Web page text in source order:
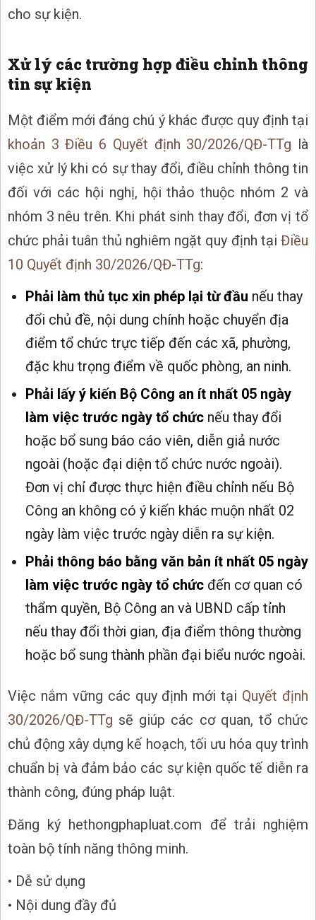
cho sự kiện.
Xử lý các trường hợp điều chỉnh thông
tin sự kiện
Một điểm mới đáng chú ý khác được quy định tại
khoản 3 Điều 6 Quyết định 30/2026/QĐ-TTg là
việc xử lý khi có sự thay đổi, điều chỉnh thông tin
đối với các hội nghị, hội thảo thuộc nhóm 2 và
nhóm 3 nêu trên. Khi phát sinh thay đổi, đơn vị tổ
chức phải tuân thủ nghiêm ngặt quy định tại Điều
10 Quyết định 30/2026/QĐ-TTg:
Phải làm thủ tục xin phép lại từ đầu nếu thay
đổi chủ đề, nội dung chính hoặc chuyển địa
điểm tổ chức trực tiếp đến các xã, phường,
đặc khu trọng điểm về quốc phòng, an ninh.
Phải lấy ý kiến Bộ Công an ít nhất 05 ngày
làm việc trước ngày tổ chức nếu thay đổi
hoặc bổ sung báo cáo viên, diễn giả nước
ngoài (hoặc đại diện tổ chức nước ngoài).
Đơn vị chỉ được thực hiện điều chỉnh nếu Bộ
Công an không có ý kiến khác muộn nhất 02
ngày làm việc trước ngày diễn ra sự kiện.
Phải thông báo bằng văn bản ít nhất 05 ngày
làm việc trước ngày tổ chức đến cơ quan có
thẩm quyền, Bộ Công an và UBND cấp tỉnh
nếu thay đổi thời gian, địa điểm thông thường
hoặc bổ sung thành phần đại biểu nước ngoài.
Việc nắm vững các quy định mới tại Quyết định
30/2026/QĐ-TTg sẽ giúp các cơ quan, tổ chức
chủ động xây dựng kế hoạch, tối ưu hóa quy trình
chuẩn bị và đảm bảo các sự kiện quốc tế diễn ra
thành công, đúng pháp luật.
Đăng ký hethongphapluat.com để trải nghiệm
toàn bộ tính năng thông minh.
• Dễ sử dụng
• Nội dung đầy đủ